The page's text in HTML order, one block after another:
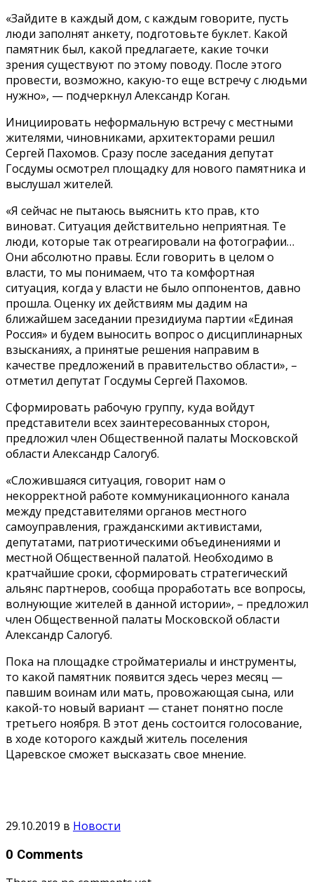
«Зайдите в каждый дом, с каждым говорите, пусть
люди заполнят анкету, подготовьте буклет. Какой
памятник был, какой предлагаете, какие точки
зрения существуют по этому поводу. После этого
провести, возможно, какую-то еще встречу с людьми
нужно», — подчеркнул Александр Коган.
Инициировать неформальную встречу с местными
жителями, чиновниками, архитекторами решил
Сергей Пахомов. Сразу после заседания депутат
Госдумы осмотрел площадку для нового памятника и
выслушал жителей.
«Я сейчас не пытаюсь выяснить кто прав, кто
виноват. Ситуация действительно неприятная. Те
люди, которые так отреагировали на фотографии…
Они абсолютно правы. Если говорить в целом о
власти, то мы понимаем, что та комфортная
ситуация, когда у власти не было оппонентов, давно
прошла. Оценку их действиям мы дадим на
ближайшем заседании президиума партии «Единая
Россия» и будем выносить вопрос о дисциплинарных
взысканиях, а принятые решения направим в
качестве предложений в правительство области», –
отметил депутат Госдумы Сергей Пахомов.
Сформировать рабочую группу, куда войдут
представители всех заинтересованных сторон,
предложил член Общественной палаты Московской
области Александр Салогуб.
«Сложившаяся ситуация, говорит нам о
некорректной работе коммуникационного канала
между представителями органов местного
самоуправления, гражданскими активистами,
депутатами, патриотическими объединениями и
местной Общественной палатой. Необходимо в
кратчайшие сроки, сформировать стратегический
альянс партнеров, сообща проработать все вопросы,
волнующие жителей в данной истории», – предложил
член Общественной палаты Московской области
Александр Салогуб.
Пока на площадке стройматериалы и инструменты,
то какой памятник появится здесь через месяц —
павшим воинам или мать, провожающая сына, или
какой-то новый вариант — станет понятно после
третьего ноября. В этот день состоится голосование,
в ходе которого каждый житель поселения
Царевское сможет высказать свое мнение.
29.10.2019 в Новости
0 Comments